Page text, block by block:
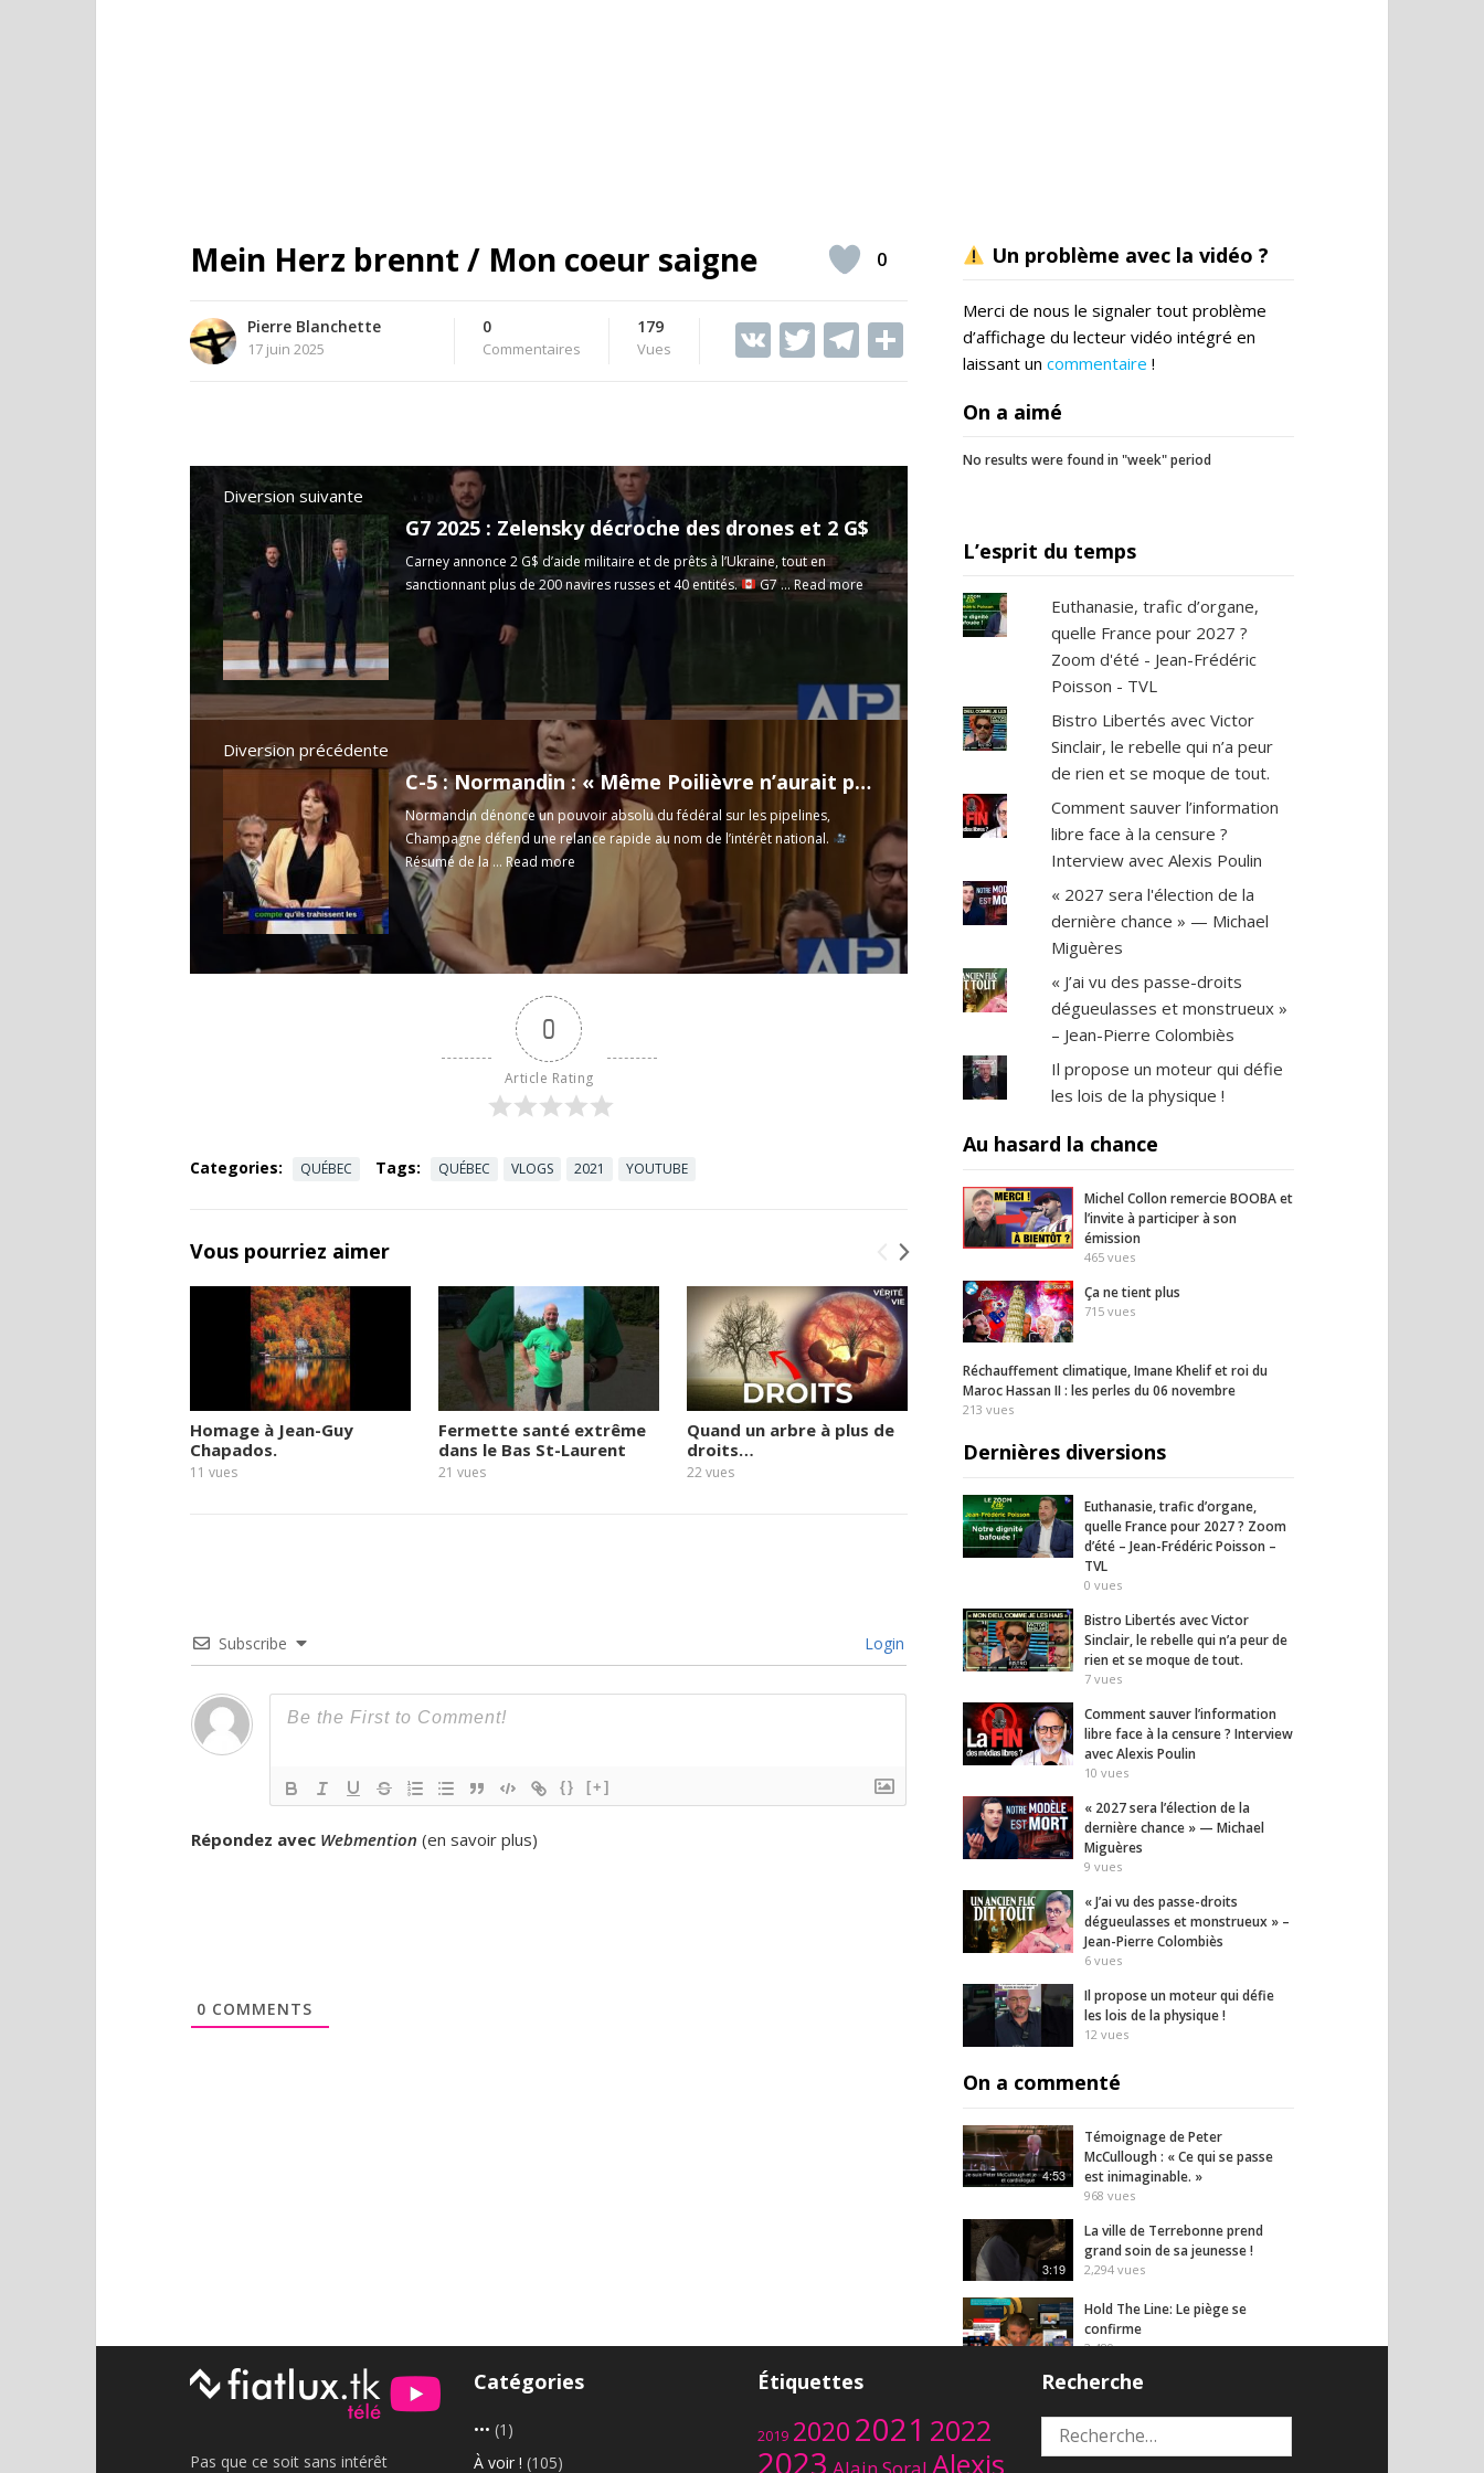
Mein Herz brennt / Mon coeur saigne
Pierre Blanchette
17 juin 2025
0
Commentaires
179
Vues V T T
a
m
0
Diversion suivante
G7 2025 : Zelensky décroche des drones et 2 G$
Carney annonce 2 G$ d’aide militaire et de prêts à l’Ukraine, tout en
sanctionnant plus de 200 navires russes et 40 entités.
G7 ...Read more
Diversion précédente
C-5 : Normandin : « Même Poilièvre n’aurait pas osé ! - 16 juin 2025
Normandin dénonce un pouvoir absolu du fédéral sur les pipelines,
Champagne défend une relance rapide au nom de l’intérêt national.
Résumé de la ... Read more
0
Article Rating
Categories: QUÉBEC Tags: QUÉBEC VLOGS 2021 YOUTUBE
Vous pourriez aimer
Homage à Jean-Guy
Chapados.
11 vues
Fermette santé extrême
dans le Bas St-Laurent
21 vues
Quand un arbre à plus de
droits…
22vues
quai
Subscribe Login
{} [+]
Répondez avec Webmention (en savoir plus)
0 COMMENTS
Un problème avec la vidéo ?
Merci de nous le signaler tout problème
d’affichage du lecteur vidéo intégré en
laissant un commentaire !
On a aimé
No results were found in "week" period
L’esprit du temps
Euthanasie, trafic d’organe,
quelle France pour 2027 ?
Zoom d'été - Jean-Frédéric
Poisson - TVL
Bistro Libertés avec Victor
Sinclair, le rebelle qui n’a peur
de rien et se moque de tout.
Comment sauver l’information
libre face à la censure ?
Interview avec Alexis Poulin
« 2027 sera l'élection de la
dernière chance » — Michael
Miguères
« J’ai vu des passe-droits
dégueulasses et monstrueux »
– Jean-Pierre Colombiès
Il propose un moteur qui défie
les lois de la physique !
Au hasard la chance
Michel Collon remercie BOOBA et
l’invite à participer à son
émission
465 vues
Ça ne tient plus
715 vues
Réchauffement climatique, Imane Khelif et roi du
Maroc Hassan II : les perles du 06 novembre
213 vues
Dernières diversions
Euthanasie, trafic d’organe,
quelle France pour 2027 ? Zoom
d’été – Jean-Frédéric Poisson –
TVL
0 vues
Bistro Libertés avec Victor
Sinclair, le rebelle qui n’a peur de
rien et se moque de tout.
7 vues
Comment sauver l’information
libre face à la censure ? Interview
avec Alexis Poulin
10 vues
« 2027 sera l’élection de la
dernière chance » — Michael
Miguères
9 vues
« J’ai vu des passe-droits
dégueulasses et monstrueux » –
Jean-Pierre Colombiès
6 vues
Il propose un moteur qui défie
les lois de la physique !
12 vues
On a commenté
4:53
Témoignage de Peter
McCullough : « Ce qui se passe
est inimaginable. »
968 vues
3:19
La ville de Terrebonne prend
grand soin de sa jeunesse !
2,294 vues
Hold The Line: Le piège se
confirme
2,489vues
3:04:42
la Fondation de protection des
droits civiques
1,872vues
Pas que ce soit sans intérêt
Catégories
••• (1)
À voir ! (105)
Étiquettes
2019 20202021 2022
2023
Alexis
Recherche
Rechercher :